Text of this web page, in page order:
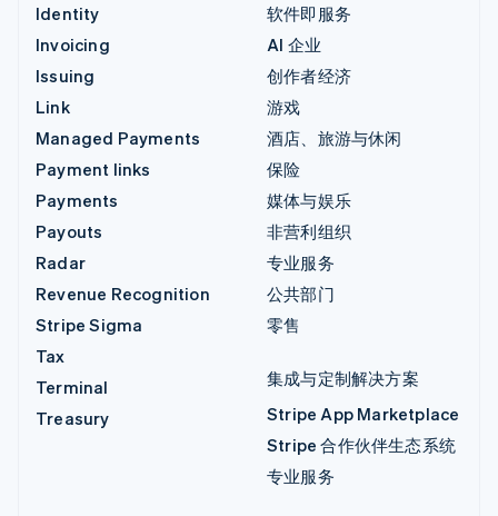
Identity
Invoicing
Issuing
Link
Managed Payments
Payment links
Payments
Payouts
Radar
Revenue Recognition
Stripe Sigma
Tax
Terminal
Treasury
软件即服务
AI 企业
创作者经济
游戏
酒店、旅游与休闲
保险
媒体与娱乐
非营利组织
专业服务
公共部门
零售
集成与定制解决方案
Stripe App Marketplace
Stripe 合作伙伴生态系统
专业服务